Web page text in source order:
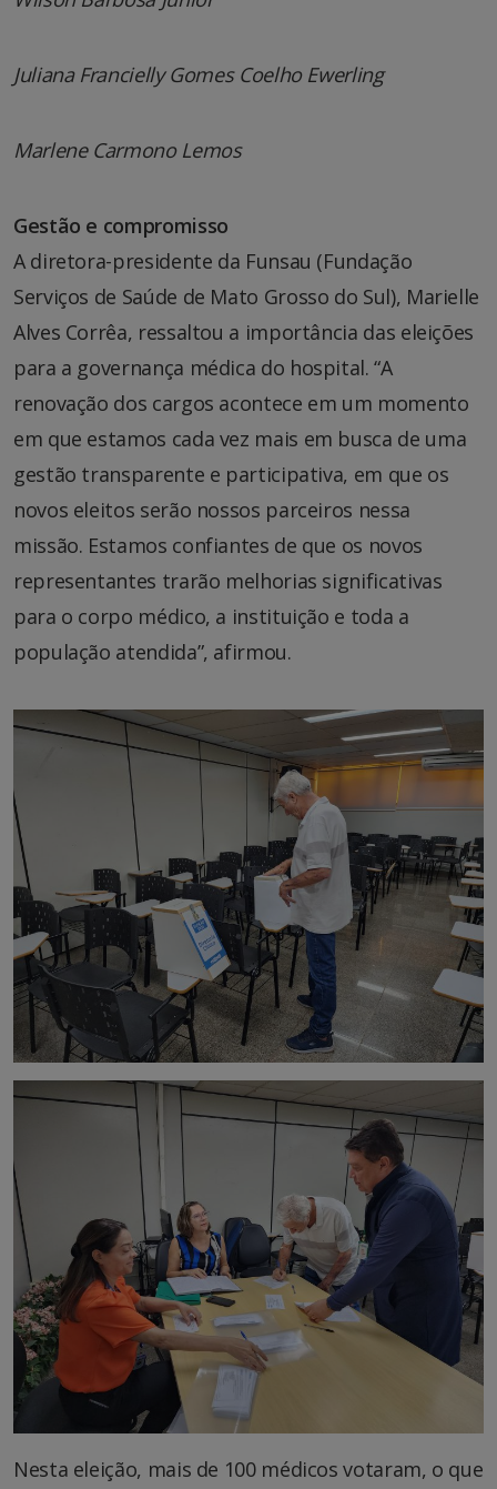
Juliana Francielly Gomes Coelho Ewerling
Marlene Carmono Lemos
Gestão e compromisso
A diretora-presidente da Funsau (Fundação
Serviços de Saúde de Mato Grosso do Sul), Marielle
Alves Corrêa, ressaltou a importância das eleições
para a governança médica do hospital. “A
renovação dos cargos acontece em um momento
em que estamos cada vez mais em busca de uma
gestão transparente e participativa, em que os
novos eleitos serão nossos parceiros nessa
missão. Estamos confiantes de que os novos
representantes trarão melhorias significativas
para o corpo médico, a instituição e toda a
população atendida”, afirmou.
Nesta eleição, mais de 100 médicos votaram, o que